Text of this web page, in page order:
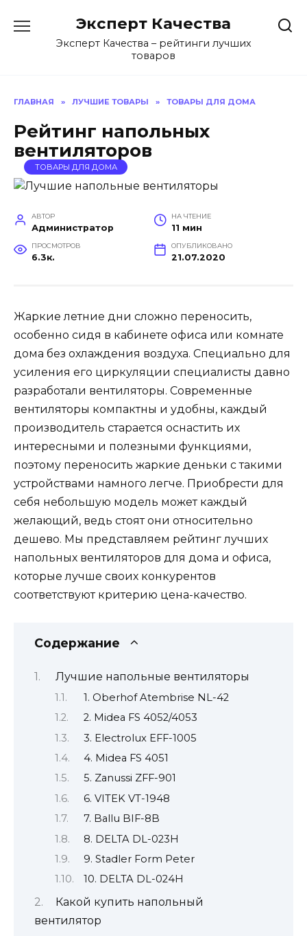
содержанию
Эксперт Качества
Эксперт Качества – рейтинги лучших
товаров
ГЛАВНАЯ » ЛУЧШИЕ ТОВАРЫ » ТОВАРЫ ДЛЯ ДОМА
Рейтинг напольных
вентиляторов
ТОВАРЫ ДЛЯ ДОМА
АВТОР
Администратор
НА ЧТЕНИЕ
11 мин
ПРОСМОТРОВ
6.3к.
ОПУБЛИКОВАНО
21.07.2020
Жаркие летние дни сложно переносить,
особенно сидя в кабинете офиса или комнате
дома без охлаждения воздуха. Специально для
усиления его циркуляции специалисты давно
разработали вентиляторы. Современные
вентиляторы компактны и удобны, каждый
производитель старается оснастить их
интересными и полезными функциями,
поэтому переносить жаркие деньки с такими
устройствами намного легче. Приобрести для
себя небольшую модель может каждый
желающий, ведь стоят они относительно
дешево. Мы представляем рейтинг лучших
напольных вентиляторов для дома и офиса,
которые лучше своих конкурентов
соответствуют критерию цена-качество.
Содержание
Лучшие напольные вентиляторы
1. Oberhof Atembrise NL-42
2. Midea FS 4052/4053
3. Electrolux EFF-1005
4. Midea FS 4051
5. Zanussi ZFF-901
6. VITEK VT-1948
7. Ballu BIF-8B
8. DELTA DL-023H
9. Stadler Form Peter
10. DELTA DL-024H
Какой купить напольный
вентилятор